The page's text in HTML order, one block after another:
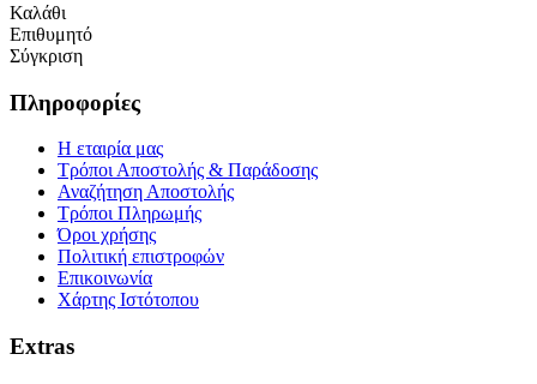
Καλάθι
Επιθυμητό
Σύγκριση
Πληροφορίες
Η εταιρία μας
Τρόποι Αποστολής & Παράδοσης
Αναζήτηση Αποστολής
Τρόποι Πληρωμής
Όροι χρήσης
Πολιτική επιστροφών
Επικοινωνία
Χάρτης Ιστότοπου
Extras